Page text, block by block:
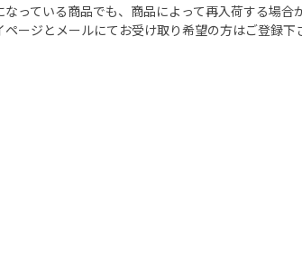
なっている商品でも、商品によって再入荷する場合
ページとメールにてお受け取り希望の方はご登録下